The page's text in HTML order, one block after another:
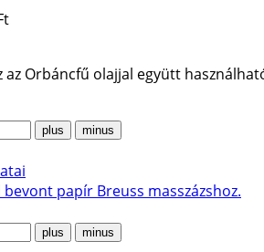
az Orbáncfű olajjal együtt